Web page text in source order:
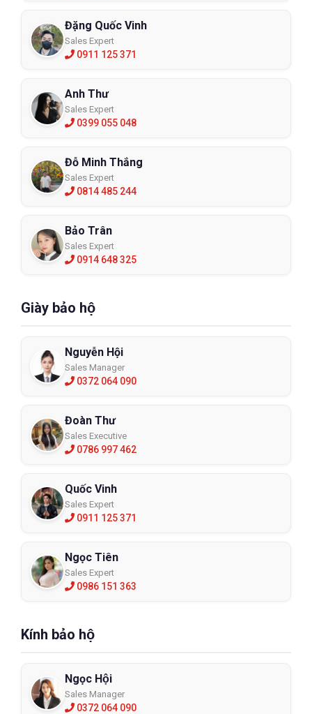
📌 Hệ thống chi nhánh: Xem tại đây
Hotline: 098 333 0380
Fanpage: https://www.facebook.com/BHLD.ECO3D/
Đặng Quốc Vinh
Sales Expert
0911 125 371
Anh Thư
Sales Expert
0399 055 048
Đỗ Minh Thắng
Sales Expert
0814 485 244
Bảo Trân
Sales Expert
0914 648 325
Giày bảo hộ
Nguyễn Hội
Sales Manager
0372 064 090
Đoàn Thư
Sales Executive
0786 997 462
Quốc Vinh
Sales Expert
0911 125 371
Ngọc Tiên
Sales Expert
0986 151 363
Kính bảo hộ
Ngọc Hội
Sales Manager
0372 064 090